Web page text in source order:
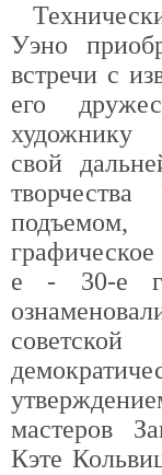
Уэно
встречи с
его
художнику
свой
е - 30-е
мастеров
Кэте